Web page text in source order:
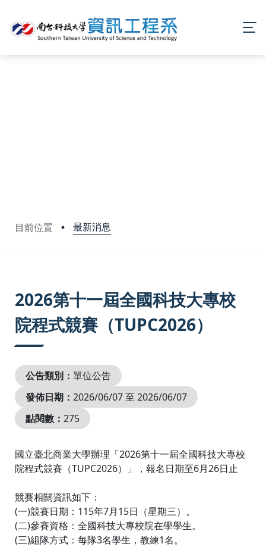
目前位置 最新消息
2026第十一屆全國科技大專校
院程式競賽（TUPC2026）
公告類別： 單位公告
發佈日期： 2026/06/07 至 2026/06/07
點閱數： 275
國立臺北商業大學辦理「2026第十一屆全國科技大專校
院程式競賽（TUPC2026）」，報名日期至6月26日止
競賽相關資訊如下：
(一)競賽日期：115年7月15日（星期三）。
(二)參賽資格：全國科技大專校院在學學生。
(三)組隊方式：每隊3名學生，教練1名。